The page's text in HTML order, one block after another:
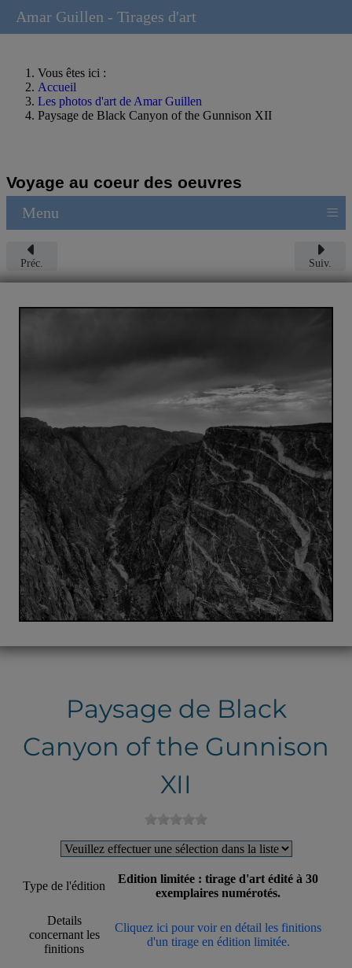
Vous êtes ici :
Accueil
Les photos d'art de Amar Guillen
Paysage de Black Canyon of the Gunnison XII
Voyage au coeur des oeuvres
Menu ≡
Préc. Suiv.
Paysage de Black
Canyon of the Gunnison
XII
Type de l'édition
Edition limitée : tirage d'art édité à 30
exemplaires numérotés.
Details
concernant les
finitions
Cliquez ici pour voir en détail les finitions
d'un tirage en édition limitée.
Amar Guillen - Tirages d'art